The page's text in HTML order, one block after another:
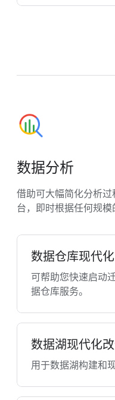
数据分析
借助可大幅简化分析
台，即时根据任何规模
数据仓库现代
可帮助您快速启动
据仓库服务。
数据湖现代化
用于数据湖构建和